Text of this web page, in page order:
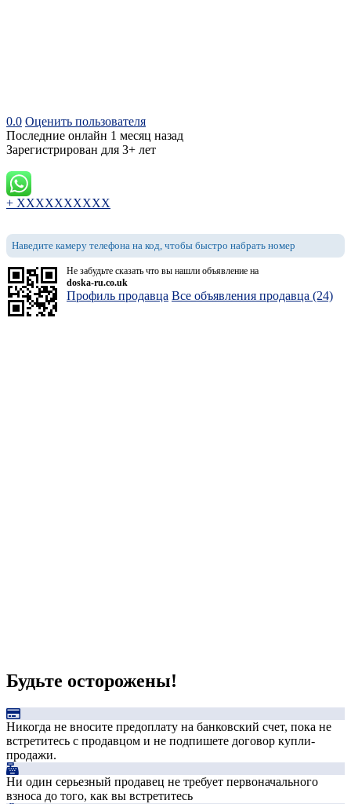
0.0 Оценить пользователя
Последние онлайн 1 месяц назад
Зарегистрирован для 3+ лет
+ XXXXXXXXXX
Наведите камеру телефона на код, чтобы быстро набрать номер
Не забудьте сказать что вы нашли объявление на
doska-ru.co.uk
Профиль продавца Все объявления продавца (24)
Будьте осторожены!
Никогда не вносите предоплату на банковский счет, пока не
встретитесь с продавцом и не подпишете договор купли-
продажи.
Ни один серьезный продавец не требует первоначального
взноса до того, как вы встретитесь